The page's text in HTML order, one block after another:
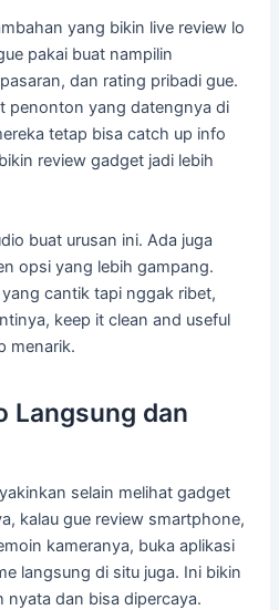
yang bikin live review lo
pakai buat nampilin
dan rating pribadi gue.
penonton yang datengnya di
tetap bisa catch up info
review gadget jadi lebih
buat urusan ini. Ada juga
opsi yang lebih gampang.
cantik tapi nggak ribet,
keep it clean and useful
menarik.
Langsung dan
selain melihat gadget
kalau gue review smartphone,
kameranya, buka aplikasi
langsung di situ juga. Ini bikin
nyata dan bisa dipercaya.